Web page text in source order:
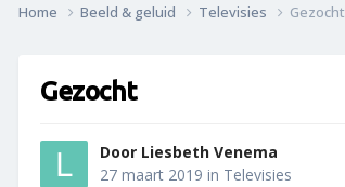
Home Beeld & geluid Televisies Gezocht
Gezocht
Door Liesbeth Venema
27 maart 2019 in Televisies